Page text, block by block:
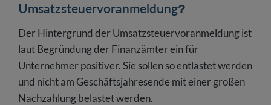
Umsatzsteuervoranmeldung?
Der Hintergrund der Umsatzsteuervoranmeldung ist
laut Begründung der Finanzämter ein für
Unternehmer positiver. Sie sollen so entlastet werden
und nicht am Geschäftsjahresende mit einer großen
Nachzahlung belastet werden.